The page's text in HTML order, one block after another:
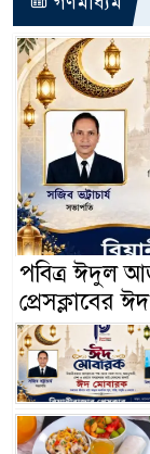
পবিত্র ঈদুল
প্রেসক্লাবের